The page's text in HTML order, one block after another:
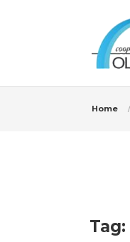
Home
Tag: